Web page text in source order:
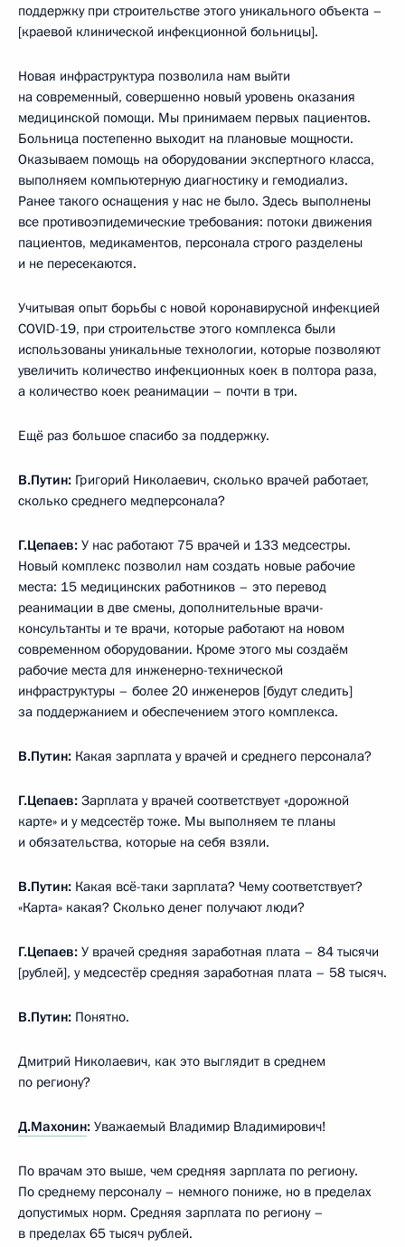
поддержку при строительстве этого уникального объекта –
[краевой клинической инфекционной больницы].
Новая инфраструктура позволила нам выйти
на современный, совершенно новый уровень оказания
медицинской помощи. Мы принимаем первых пациентов.
Больница постепенно выходит на плановые мощности.
Оказываем помощь на оборудовании экспертного класса,
выполняем компьютерную диагностику и гемодиализ.
Ранее такого оснащения у нас не было. Здесь выполнены
все противоэпидемические требования: потоки движения
пациентов, медикаментов, персонала строго разделены
и не пересекаются.
Учитывая опыт борьбы с новой коронавирусной инфекцией
COVID-19, при строительстве этого комплекса были
использованы уникальные технологии, которые позволяют
увеличить количество инфекционных коек в полтора раза,
а количество коек реанимации – почти в три.
Ещё раз большое спасибо за поддержку.
В.Путин: Григорий Николаевич, сколько врачей работает,
сколько среднего медперсонала?
Г.Цепаев: У нас работают 75 врачей и 133 медсестры.
Новый комплекс позволил нам создать новые рабочие
места: 15 медицинских работников – это перевод
реанимации в две смены, дополнительные врачи-
консультанты и те врачи, которые работают на новом
современном оборудовании. Кроме этого мы создаём
рабочие места для инженерно-технической
инфраструктуры – более 20 инженеров [будут следить]
за поддержанием и обеспечением этого комплекса.
В.Путин: Какая зарплата у врачей и среднего персонала?
Г.Цепаев: Зарплата у врачей соответствует «дорожной
карте» и у медсестёр тоже. Мы выполняем те планы
и обязательства, которые на себя взяли.
В.Путин: Какая всё-таки зарплата? Чему соответствует?
«Карта» какая? Сколько денег получают люди?
Г.Цепаев: У врачей средняя заработная плата – 84 тысячи
[рублей], у медсестёр средняя заработная плата – 58 тысяч.
В.Путин: Понятно.
Дмитрий Николаевич, как это выглядит в среднем
по региону?
Д.Махонин: Уважаемый Владимир Владимирович!
По врачам это выше, чем средняя зарплата по региону.
По среднему персоналу – немного пониже, но в пределах
допустимых норм. Средняя зарплата по региону –
в пределах 65 тысяч рублей.